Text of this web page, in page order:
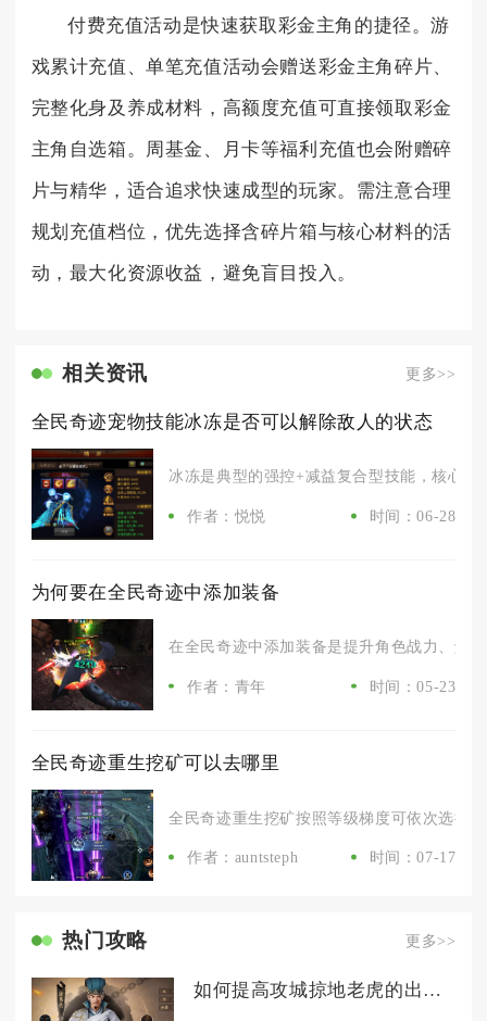
付费充值活动是快速获取彩金主角的捷径。游
戏累计充值、单笔充值活动会赠送彩金主角碎片、
完整化身及养成材料，高额度充值可直接领取彩金
主角自选箱。周基金、月卡等福利充值也会附赠碎
片与精华，适合追求快速成型的玩家。需注意合理
规划充值档位，优先选择含碎片箱与核心材料的活
动，最大化资源收益，避免盲目投入。
相关资讯 更多>>
全民奇迹宠物技能冰冻是否可以解除敌人的状态
冰冻是典型的强控+减益复合型技能，核心
作者：悦悦 时间：06-28
为何要在全民奇迹中添加装备
在全民奇迹中添加装备是提升角色战力、解
作者：青年 时间：05-23
全民奇迹重生挖矿可以去哪里
全民奇迹重生挖矿按照等级梯度可依次选择
作者：auntsteph 时间：07-17
热门攻略 更多>>
如何提高攻城掠地老虎的出战值